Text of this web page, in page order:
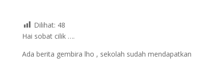
Dilihat: 48
Hai sobat cilik ….
Ada berita gembira lho , sekolah sudah mendapatkan